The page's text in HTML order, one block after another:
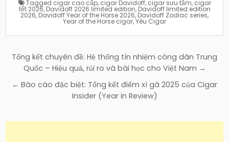
Tagged cigar cao cấp, cigar Davidoff, cigar sưu tầm, cigar
tết 2026, Davidoff 2026 limited edition, Davidoff limited edition
2026, Davidoff Year of the Horse 2026, Davidoff Zodiac series,
Year of the Horse cigar,Yêu Cigar
Điều
hướng
bài
Tổng kết chuyên đề: Hệ thống tín nhiệm công dân Trung
Quốc – Hiệu quả, rủi ro và bài học cho Việt Nam →
← Báo cáo đặc biệt: Tổng kết điểm xì gà 2025 của Cigar
Insider (Year in Review)